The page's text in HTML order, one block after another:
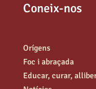
Coneix-nos
Orígens
Foc i abraçada
Educar, curar,